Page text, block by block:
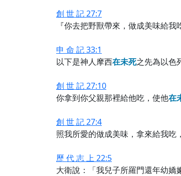
創 世 記 27:7
『你去把野獸帶來，做成美味給我
申 命 記 33:1
以下是神人摩西在未死之先為以色
創 世 記 27:10
你拿到你父親那裡給他吃，使他在
創 世 記 27:4
照我所愛的做成美味，拿來給我吃
歷 代 志 上 22:5
大衛說：「我兒子所羅門還年幼